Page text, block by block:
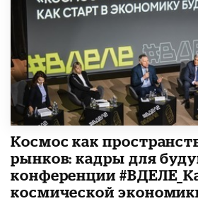
Космос как
рынков: кадры для
конференции
космической